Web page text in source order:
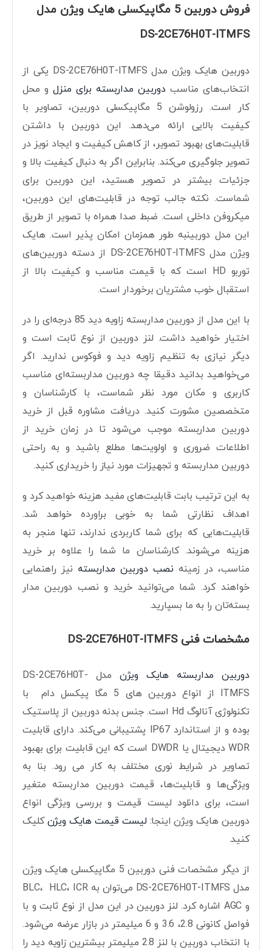
فروش دوربین 5 مگاپیکسلی هایک ویژن مدل
DS-2CE76H0T-ITMFS
دوربین هایک ویژن مدل DS-2CE76H0T-ITMFS یکی از
انتخاب‌های مناسبدوربین مداربسته برای منزلو محل
کار است. رزولوشن 5 مگاپیکسلی دوربین، تصاویر با
کیفیت بالایی ارائه می‌دهد. این دوربین با داشتن
قابلیت‌های بهبود تصویر، از کاهش کیفیت و ایجاد نویز در
تصویر جلوگیری می‌کند. بنابراین اگر به دنبال کیفیت بالا و
جزئیات بیشتر در تصویر هستید، این دوربین برای
شماست. نکته جالب توجه در قابلیت‌های این دوربین،
میکروفن داخلی است. ضبط صدا همراه با تصویر از طریق
این مدل دوربینبه طور همزمان امکان پذیر است. هایک
ویژن مدل DS-2CE76H0T-ITMFS از دسته دوربین‌های
توربو HD است که با قیمت مناسب و کیفیت بالا از
استقبال خوب مشتریان برخوردار است.
با این مدل از دوربین مداربسته زاویه دید 85 درجه‌ای را در
اختیار خواهید داشت. لنز دوربین از نوع ثابت است و
دیگر نیازی به تنظیم زاویه دید و فوکوس ندارید. اگر
می‌خواهید بدانید دقیقا چه دوربین مداربسته‌ای مناسب
کاربری و مکان مورد نظر شماست، با کارشناسان و
متخصصین مشورت کنید. دریافت مشاوره قبل از خرید
دوربین مداربسته موجب می‌شود تا در زمان خرید از
اطلاعات ضروری و اولویت‌ها مطلع باشید و به راحتی
دوربین مداربسته و تجهیزات مورد نیاز را خریداری کنید.
به این ترتیب بابت قابلیت‌های مفید هزینه خواهید کرد و
اهداف نظارتی شما به خوبی براورده خواهد شد.
قابلیت‌هایی که برای شما کاربردی ندارند، تنها منجر به
هزینه می‌شوند. کارشناسان ما شما را علاوه بر خرید
مناسب، در زمینه نصب دوربین مداربسته نیز راهنمایی
خواهند کرد. شما می‌توانید خرید و نصب دوربین مدار
بسته‌تان را به ما بسپارید.
مشخصات فنی DS-2CE76H0T-ITMFS
دوربین مداربسته هایک ویژن
مدل DS-2CE76H0T-
ITMFS از انواع دوربین های 5 مگا پیکسل دام با
تکنولوژی آنالوگ Hd است. جنس بدنه دوربین از پلاستیک
بوده و از استاندارد IP67 پشتیبانی می‌کند. دارای قابلیت
WDR دیجیتال یا DWDR است که این قابلیت برای بهبود
تصاویر در شرایط نوری مختلف به کار می رود. بنا به
ویژگی‌ها و قابلیت‌ها، قیمت دوربین مداربسته متغیر
است، برای دانلود لیست قیمت و بررسی ویژگی انواع
دوربین هایک ویژن اینجا: لیست قیمت هایک ویژنکلیک
کنید.
از دیگر مشخصات فنی دوربین 5 مگاپیکسلی هایک ویژن
مدل DS-2CE76H0T-ITMFS می‌توان به BLC، HLC، ICR
و AGC اشاره کرد. لنز دوربین در این مدل از نوع ثابت و با
فواصل کانونی 2.8، 3.6 و 6 میلیمتر در بازار عرضه می‌شود.
با انتخاب دوربین با لنز 2.8 میلیمتر بیشترین زاویه دید را